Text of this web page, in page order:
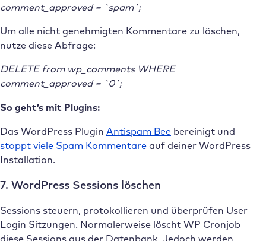
comment_approved = `spam`;
Um alle nicht genehmigten Kommentare zu löschen,
nutze diese Abfrage:
DELETE from wp_comments WHERE
comment_approved = `0`;
So geht’s mit Plugins:
Das WordPress Plugin Antispam Bee bereinigt und
stoppt viele Spam Kommentare auf deiner WordPress
Installation.
7. WordPress Sessions löschen
Sessions steuern, protokollieren und überprüfen User
Login Sitzungen. Normalerweise löscht WP Cronjob
diese Sessions aus der Datenbank. Jedoch werden